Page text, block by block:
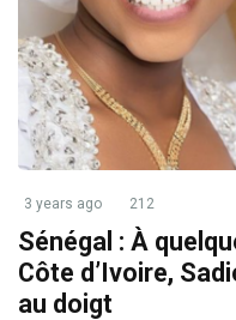
3 years ago 212
Sénégal : À
Côte d’Ivoire,
au doigt